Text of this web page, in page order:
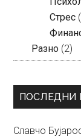
Стрес
Разно (2)
ПОСЛЕДНИ
Славчо